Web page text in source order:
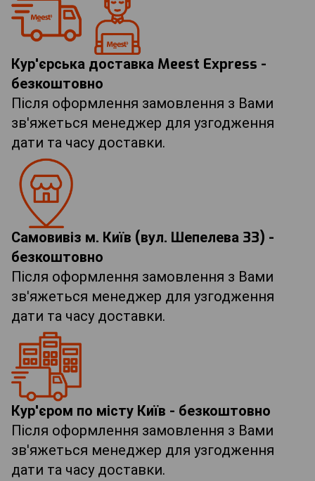
Кур'єрська доставка Meest Express -
безкоштовно
Після оформлення замовлення з Вами
зв'яжеться менеджер для узгодження
дати та часу доставки.
Самовивіз м. Київ (вул. Шепелева 33) -
безкоштовно
Після оформлення замовлення з Вами
зв'яжеться менеджер для узгодження
дати та часу доставки.
Кур'єром по місту Київ - безкоштовно
Після оформлення замовлення з Вами
зв'яжеться менеджер для узгодження
дати та часу доставки.